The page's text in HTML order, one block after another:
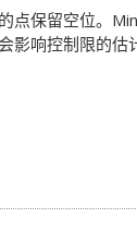
点保留空位。
影响控制限的估